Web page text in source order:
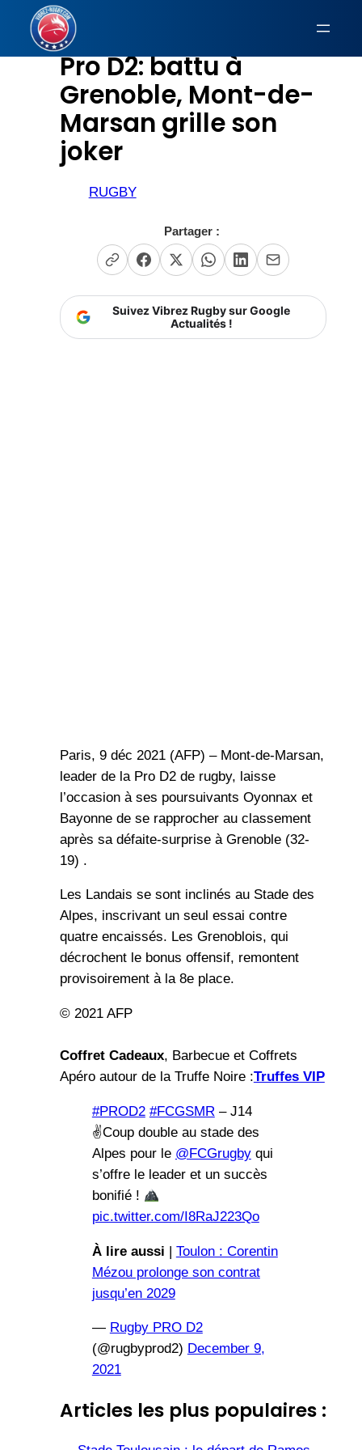
Aller
contenu Pro D2: battu à
Grenoble, Mont-de-
Marsan grille son
joker
RUGBY
Partager :
Suivez Vibrez Rugby sur Google
Actualités !
Paris, 9 déc 2021 (AFP) – Mont-de-Marsan,
leader de la Pro D2 de rugby, laisse
l’occasion à ses poursuivants Oyonnax et
Bayonne de se rapprocher au classement
après sa défaite-surprise à Grenoble (32-
19) .
Les Landais se sont inclinés au Stade des
Alpes, inscrivant un seul essai contre
quatre encaissés. Les Grenoblois, qui
décrochent le bonus offensif, remontent
provisoirement à la 8e place.
© 2021 AFP
Coffret Cadeaux, Barbecue et Coffrets
Apéro autour de la Truffe Noire :Truffes VIP
#PROD2 #FCGSMR– J14
✌️Coup double au stade des
Alpes pour le @FCGrugbyqui
s’offre le leader et un succès
bonifié !
pic.twitter.com/I8RaJ223Qo
À lire aussi | Toulon : Corentin
Mézou prolonge son contrat
jusqu’en 2029
— Rugby PRO D2
(@rugbyprod2) December 9,
2021
Articles les plus populaires :